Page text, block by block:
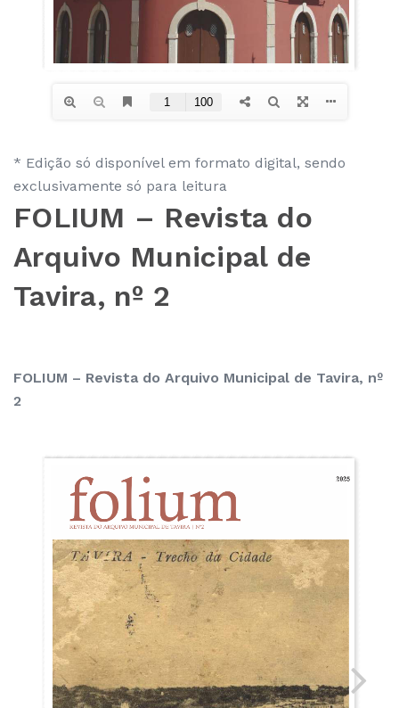
* Edição só disponível em formato digital, sendo
exclusivamente só para leitura
FOLIUM – Revista do
Arquivo Municipal de
Tavira, nº 2
FOLIUM – Revista do Arquivo Municipal de Tavira, nº
2